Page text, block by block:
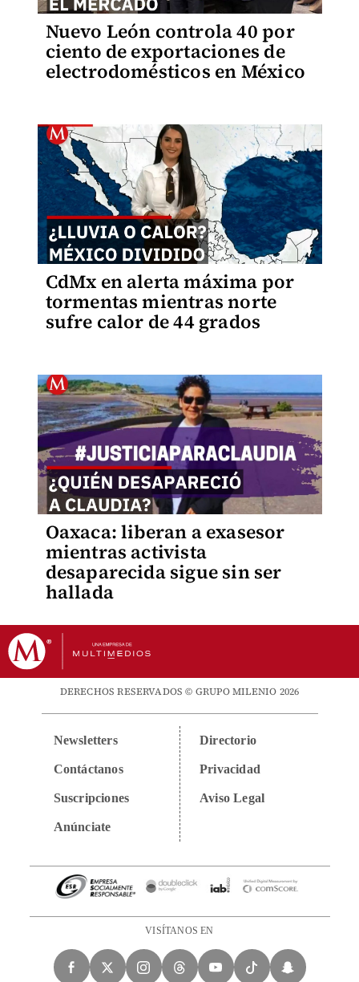
Nuevo León controla 40 por
ciento de exportaciones de
electrodomésticos en México
CdMx en alerta máxima por
tormentas mientras norte
sufre calor de 44 grados
Oaxaca: liberan a exasesor
mientras activista
desaparecida sigue sin ser
hallada
DERECHOS RESERVADOS © GRUPO MILENIO 2026
Newsletters
Contáctanos
Suscripciones
Anúnciate
Directorio
Privacidad
Aviso Legal
VISÍTANOS EN